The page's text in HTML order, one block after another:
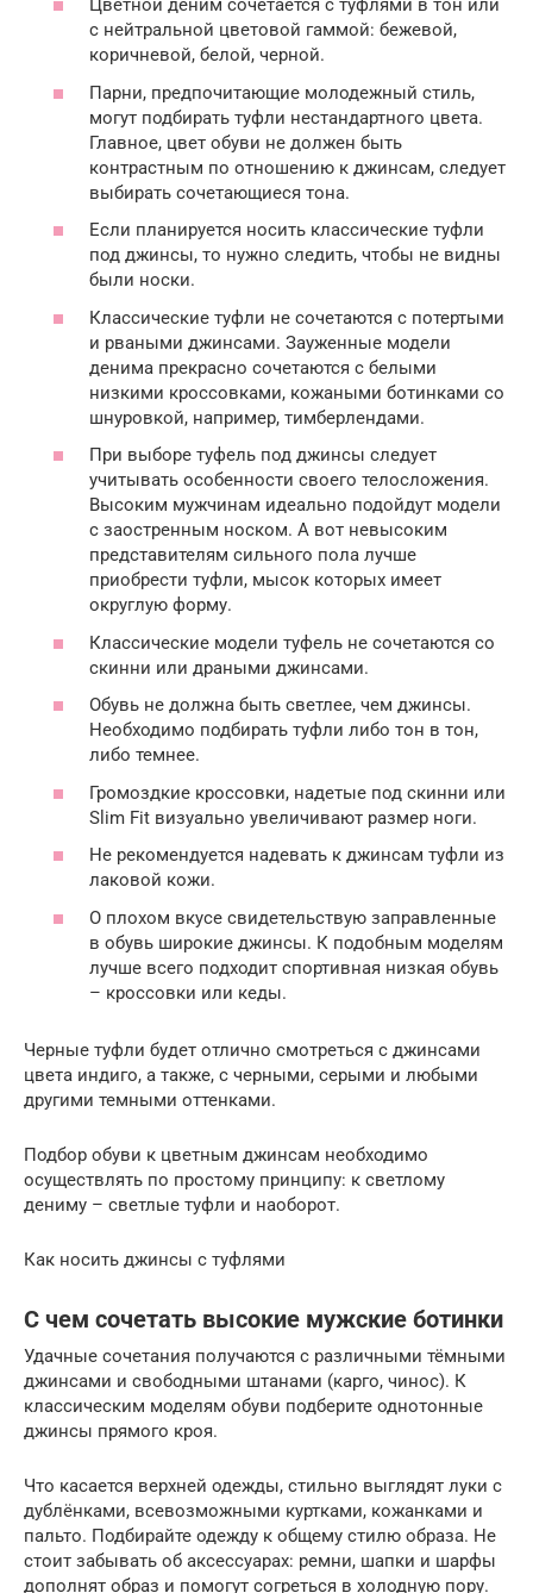
Цветной деним сочетается с туфлями в тон или
с нейтральной цветовой гаммой: бежевой,
коричневой, белой, черной.
Парни, предпочитающие молодежный стиль,
могут подбирать туфли нестандартного цвета.
Главное, цвет обуви не должен быть
контрастным по отношению к джинсам, следует
выбирать сочетающиеся тона.
Если планируется носить классические туфли
под джинсы, то нужно следить, чтобы не видны
были носки.
Классические туфли не сочетаются с потертыми
и рваными джинсами. Зауженные модели
денима прекрасно сочетаются с белыми
низкими кроссовками, кожаными ботинками со
шнуровкой, например, тимберлендами.
При выборе туфель под джинсы следует
учитывать особенности своего телосложения.
Высоким мужчинам идеально подойдут модели
с заостренным носком. А вот невысоким
представителям сильного пола лучше
приобрести туфли, мысок которых имеет
округлую форму.
Классические модели туфель не сочетаются со
скинни или драными джинсами.
Обувь не должна быть светлее, чем джинсы.
Необходимо подбирать туфли либо тон в тон,
либо темнее.
Громоздкие кроссовки, надетые под скинни или
Slim Fit визуально увеличивают размер ноги.
Не рекомендуется надевать к джинсам туфли из
лаковой кожи.
О плохом вкусе свидетельствую заправленные
в обувь широкие джинсы. К подобным моделям
лучше всего подходит спортивная низкая обувь
– кроссовки или кеды.
Черные туфли будет отлично смотреться с джинсами
цвета индиго, а также, с черными, серыми и любыми
другими темными оттенками.
Подбор обуви к цветным джинсам необходимо
осуществлять по простому принципу: к светлому
дениму – светлые туфли и наоборот.
Как носить джинсы с туфлями
С чем сочетать высокие мужские ботинки
Удачные сочетания получаются с различными тёмными
джинсами и свободными штанами (карго, чинос). К
классическим моделям обуви подберите однотонные
джинсы прямого кроя.
Что касается верхней одежды, стильно выглядят луки с
дублёнками, всевозможными куртками, кожанками и
пальто. Подбирайте одежду к общему стилю образа. Не
стоит забывать об аксессуарах: ремни, шапки и шарфы
дополнят образ и помогут согреться в холодную пору.